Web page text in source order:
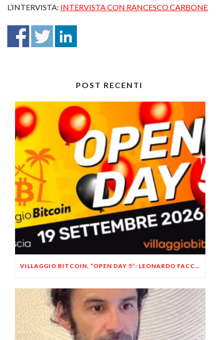
L’INTERVISTA: INTERVISTA CON RANCESCO CARBONE
POST RECENTI
VILLAGGIO BITCOIN, “OPEN DAY 5”: LEONARDO FACCO OSPITE A BRESCIA